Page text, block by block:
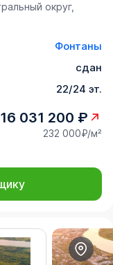
округ,
Фонтаны
сдан
22/24 эт.
16 031 200 ₽
232 000₽/м²